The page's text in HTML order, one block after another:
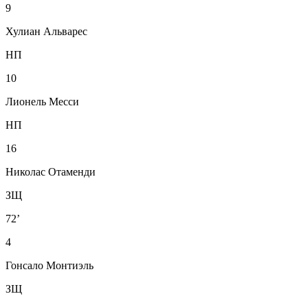
9
Хулиан Альварес
НП
10
Лионель Месси
НП
16
Николас Отаменди
ЗЩ
72’
4
Гонсало Монтиэль
ЗЩ